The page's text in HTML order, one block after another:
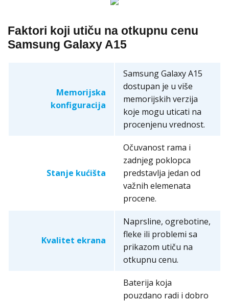
Faktori koji utiču na otkupnu cenu
Samsung Galaxy A15
Memorijska
konfiguracija
Samsung Galaxy A15
dostupan je u više
memorijskih verzija
koje mogu uticati na
procenjenu vrednost.
Stanje kućišta
Očuvanost rama i
zadnjeg poklopca
predstavlja jedan od
važnih elemenata
procene.
Kvalitet ekrana
Naprsline, ogrebotine,
fleke ili problemi sa
prikazom utiču na
otkupnu cenu.
Baterija koja
pouzdano radi i dobro